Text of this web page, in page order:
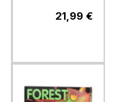
21,99 €